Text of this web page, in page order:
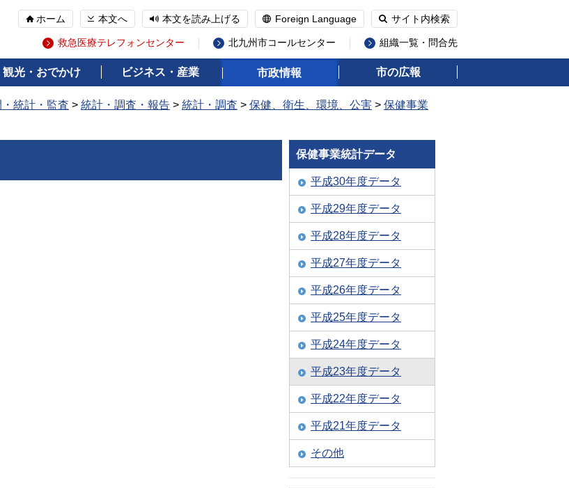
ホーム 本文へ 本文を読み上げる Foreign Language サイト内検索
救急医療テレフォンセンター 北九州市コールセンター 組織一覧・問合先
観光・おでかけ ビジネス・産業 市政情報 市の広報
統計・監査 > 統計・調査・報告 > 統計・調査 > 保健、衛生、環境、公害 > 保健事業
保健事業統計データ
平成30年度データ
平成29年度データ
平成28年度データ
平成27年度データ
平成26年度データ
平成25年度データ
平成24年度データ
平成23年度データ
平成22年度データ
平成21年度データ
その他